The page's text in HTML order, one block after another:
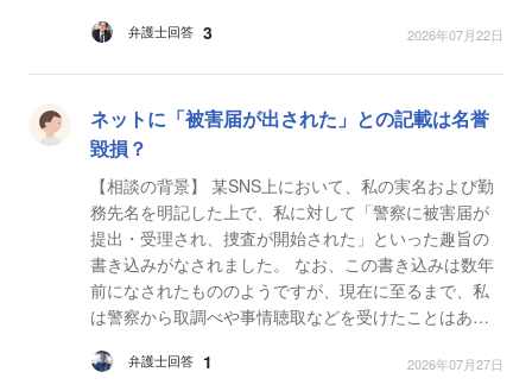
破産して...
弁護士回答 3 2026年07月22日
ネットに「被害届が出された」との記載は名誉
毀損？
【相談の背景】 某SNS上において、私の実名および勤
務先名を明記した上で、私に対して「警察に被害届が
提出・受理され、捜査が開始された」といった趣旨の
書き込みがなされました。 なお、この書き込みは数年
前になされたもののようですが、現在に至るまで、私
は警察から取調べや事情聴取などを受けたことはあり
権...
弁護士回答 1 2026年07月27日